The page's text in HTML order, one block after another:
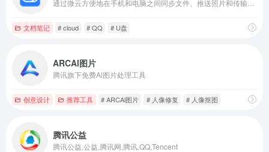
文档笔记 # cloud # QQ # U盘
ARCAl图片
腾讯旗下免费Al图片处理工具
创意设计 推荐工具 # ARCAl图片 # 人像修复 # 人像抠图
腾讯公益
腾讯公益,公益,腾讯网,腾讯,QQ,Tencent